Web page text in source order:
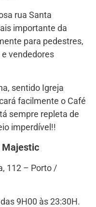
rua Santa
importante da
para pedestres,
vendedores
sentido Igreja
facilmente o Café
sempre repleta de
imperdível!!
Majestic
112 – Porto /
9H00 às 23:30H.